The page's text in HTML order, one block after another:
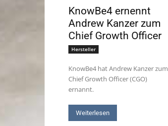
KnowBe4 ernennt
Andrew Kanzer zum
Chief Growth Officer
Hersteller
KnowBe4 hat Andrew Kanzer zum
Chief Growth Officer (CGO)
ernannt.
Weiterlesen